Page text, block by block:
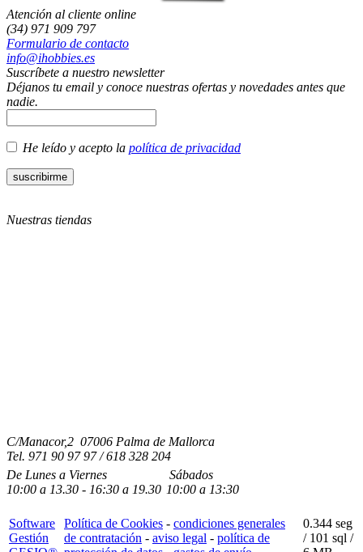
Atención al cliente online
(34) 971 909 797
Formulario de contacto
info@ihobbies.es
Suscríbete a nuestro newsletter
Déjanos tu email y conoce nuestras ofertas y novedades antes que
nadie.
He leído y acepto la política de privacidad
Nuestras tiendas
C/Manacor,2 07006 Palma de Mallorca
Tel. 971 90 97 97 / 618 328 204
De Lunes a Viernes
10:00 a 13.30 - 16:30 a 19.30
Sábados
10:00 a 13:30
Software
Gestión
Política de Cookies - condiciones generales
de contratación - aviso legal - política de
0.344 seg
/ 101 sql /